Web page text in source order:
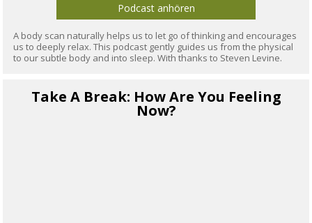
Podcast anhören
A body scan naturally helps us to let go of thinking and encourages
us to deeply relax. This podcast gently guides us from the physical
to our subtle body and into sleep. With thanks to Steven Levine.
Take A Break: How Are You Feeling
Now?